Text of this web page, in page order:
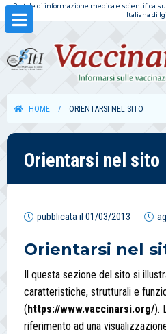
Portale di informazione medica e scientifica
Italiana di
HOME ORIENTARSI NEL SITO
Orientarsi nel sito
pubblicata il 01/03/2013
Orientarsi nel
Il questa sezione del sito si
caratteristiche, strutturali e
( https://www.vaccinarsi.org/).
riferimento ad una